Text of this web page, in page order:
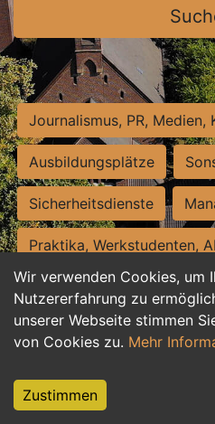
Wir verwenden Cookies, um
Nutzererfahrung zu
unserer Webseite stimmen
von Cookies zu. Mehr
Zustimmen
Journalismus, PR, Medien,
Ausbildungsplätze
Sicherheitsdienste
Praktika, Werkstudenten,
Personalwesen
Hilfskräfte, Aushilfs- und
Weiterbildung, Studium,